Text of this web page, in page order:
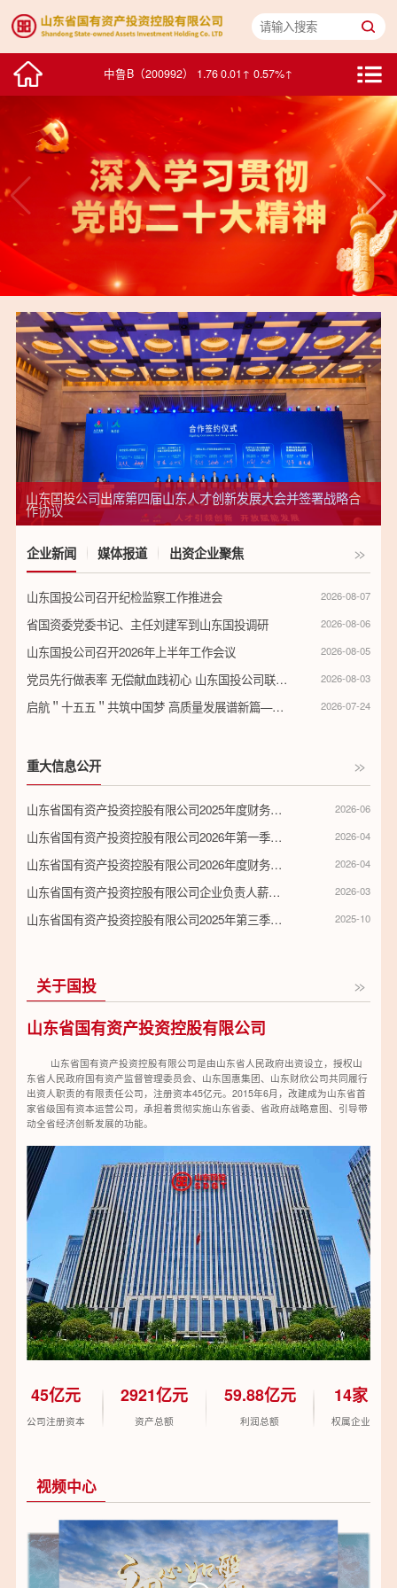
华特达因（000915） 25.82 0.45↑ 1.77%↑
中鲁B（200992） 1.76 0.01↑ 0.57%↑
浪潮信息（000977） 77.99 1.20↑ 1.56%↑
浪潮软件（600756） 15.56 -0.29↓ -1.83%↓
积成电子（002339） 7.22 -0.08↓ -1.10%↓
中通客车（000957） 10.20 0.00↑ 0.00%↑
山东国投公司出席第四届山东人才创新发展大会并签署战略合
作协议
企业新闻 媒体报道 出资企业聚焦
山东国投公司召开纪检监察工作推进会 2026-08-07
省国资委党委书记、主任刘建军到山东国投调研 2026-08-06
山东国投公司召开2026年上半年工作会议 2026-08-05
党员先行做表率 无偿献血践初心 山东国投公司联合省国资委开展无偿献血活动 2026-08-03
启航＂十五五＂共筑中国梦 高质量发展谱新篇——山东国投公司职工宣讲比赛（决赛）圆满落幕 2026-07-24
重大信息公开
山东省国有资产投资控股有限公司2025年度财务等重大信息公告 2026-06
山东省国有资产投资控股有限公司2026年第一季度财务等重大信息公告 2026-04
山东省国有资产投资控股有限公司2026年度财务预算信息公告 2026-04
山东省国有资产投资控股有限公司企业负责人薪酬信息披露表 2026-03
山东省国有资产投资控股有限公司2025年第三季度财务等重大信息公告 2025-10
关于国投
山东省国有资产投资控股有限公司
山东省国有资产投资控股有限公司是由山东省人民政府出资设立，授权山
东省人民政府国有资产监督管理委员会、山东国惠集团、山东财欣公司共同履行
出资人职责的有限责任公司，注册资本45亿元。2015年6月，改建成为山东省首
家省级国有资本运营公司，承担着贯彻实施山东省委、省政府战略意图、引导带
动全省经济创新发展的功能。
45亿元
公司注册资本
2921亿元
资产总额
59.88亿元
利润总额
14家
权属企业
视频中心